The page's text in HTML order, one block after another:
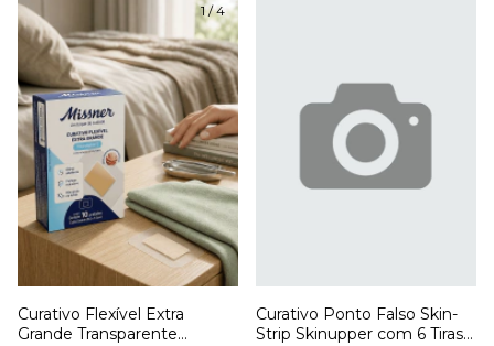
1/4
Curativo Flexível Extra
Grande Transparente
Curativo Ponto Falso Skin-
Strip Skinupper com 6 Tiras